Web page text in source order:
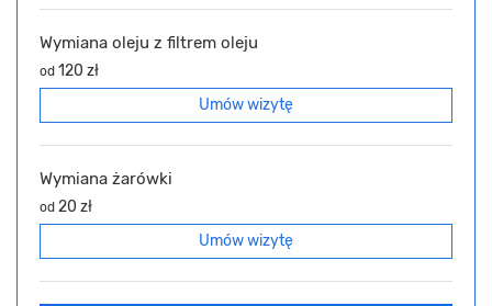
Wymiana oleju z filtrem oleju
od 120 zł
Umów wizytę
Wymiana żarówki
od 20 zł
Umów wizytę